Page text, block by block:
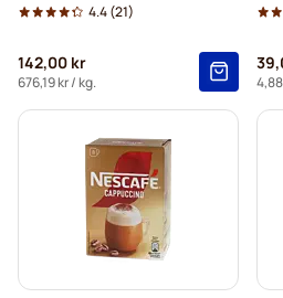
4.4(21)
142,00 kr
676,19 kr/ kg.